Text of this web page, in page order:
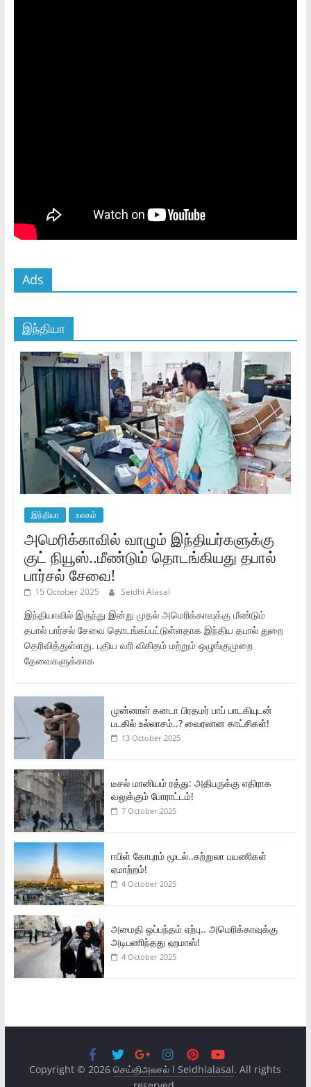
Ads
இந்தியா
இந்தியா உலகம்
அமெரிக்காவில் வாழும் இந்தியர்களுக்கு
குட் நியூஸ்..மீண்டும் தொடங்கியது தபால்
பார்சல் சேவை!
15 October 2025 Seidhi Alasal
இந்தியாவில் இருந்து இன்று முதல் அமெரிக்காவுக்கு மீண்டும்
தபால் பார்சல் சேவை தொடங்கப்பட்டுள்ளதாக இந்திய தபால் துறை
தெரிவித்துள்ளது. புதிய வரி விகிதம் மற்றும் ஒழுங்குமுறை
தேவைகளுக்காக
முன்னாள் கனடா பிரதமர் பாப் பாடகியுடன்
படகில் உல்லாசம்..? வைரலான காட்சிகள்!
13 October 2025
டீசல் மானியம் ரத்து: அதிபருக்கு எதிராக
வலுக்கும் போராட்டம்!
7 October 2025
ஈபிள் கோபுரம் மூடல்..சுற்றுலா பயணிகள்
ஏமாற்றம்!
4 October 2025
அமைதி ஒப்பந்தம் ஏற்பு.. அமெரிக்காவுக்கு
அடிபணிந்தது ஹமாஸ்!
4 October 2025
Copyright © 2026செய்திஅலசல் l Seidhialasal. All rights